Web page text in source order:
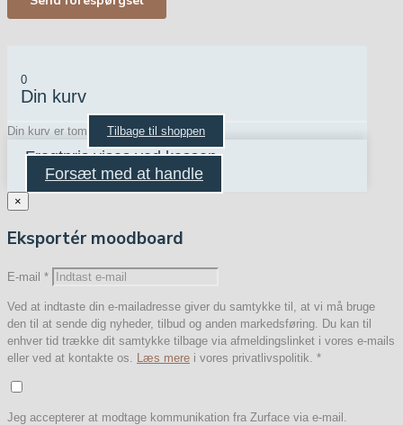
0
Din kurv
Din kurv er tom Tilbage til shoppen
Fragtpris vises ved kassen
Forsæt med at handle
×
Eksportér moodboard
E-mail *
Ved at indtaste din e-mailadresse giver du samtykke til, at vi må bruge
den til at sende dig nyheder, tilbud og anden markedsføring. Du kan til
enhver tid trække dit samtykke tilbage via afmeldingslinket i vores e-mails
eller ved at kontakte os.
Læs mere i vores privatlivspolitik. *
Jeg accepterer at modtage kommunikation fra Zurface via e-mail.